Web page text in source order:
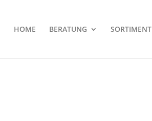
HOME BERATUNG SORTIMENT